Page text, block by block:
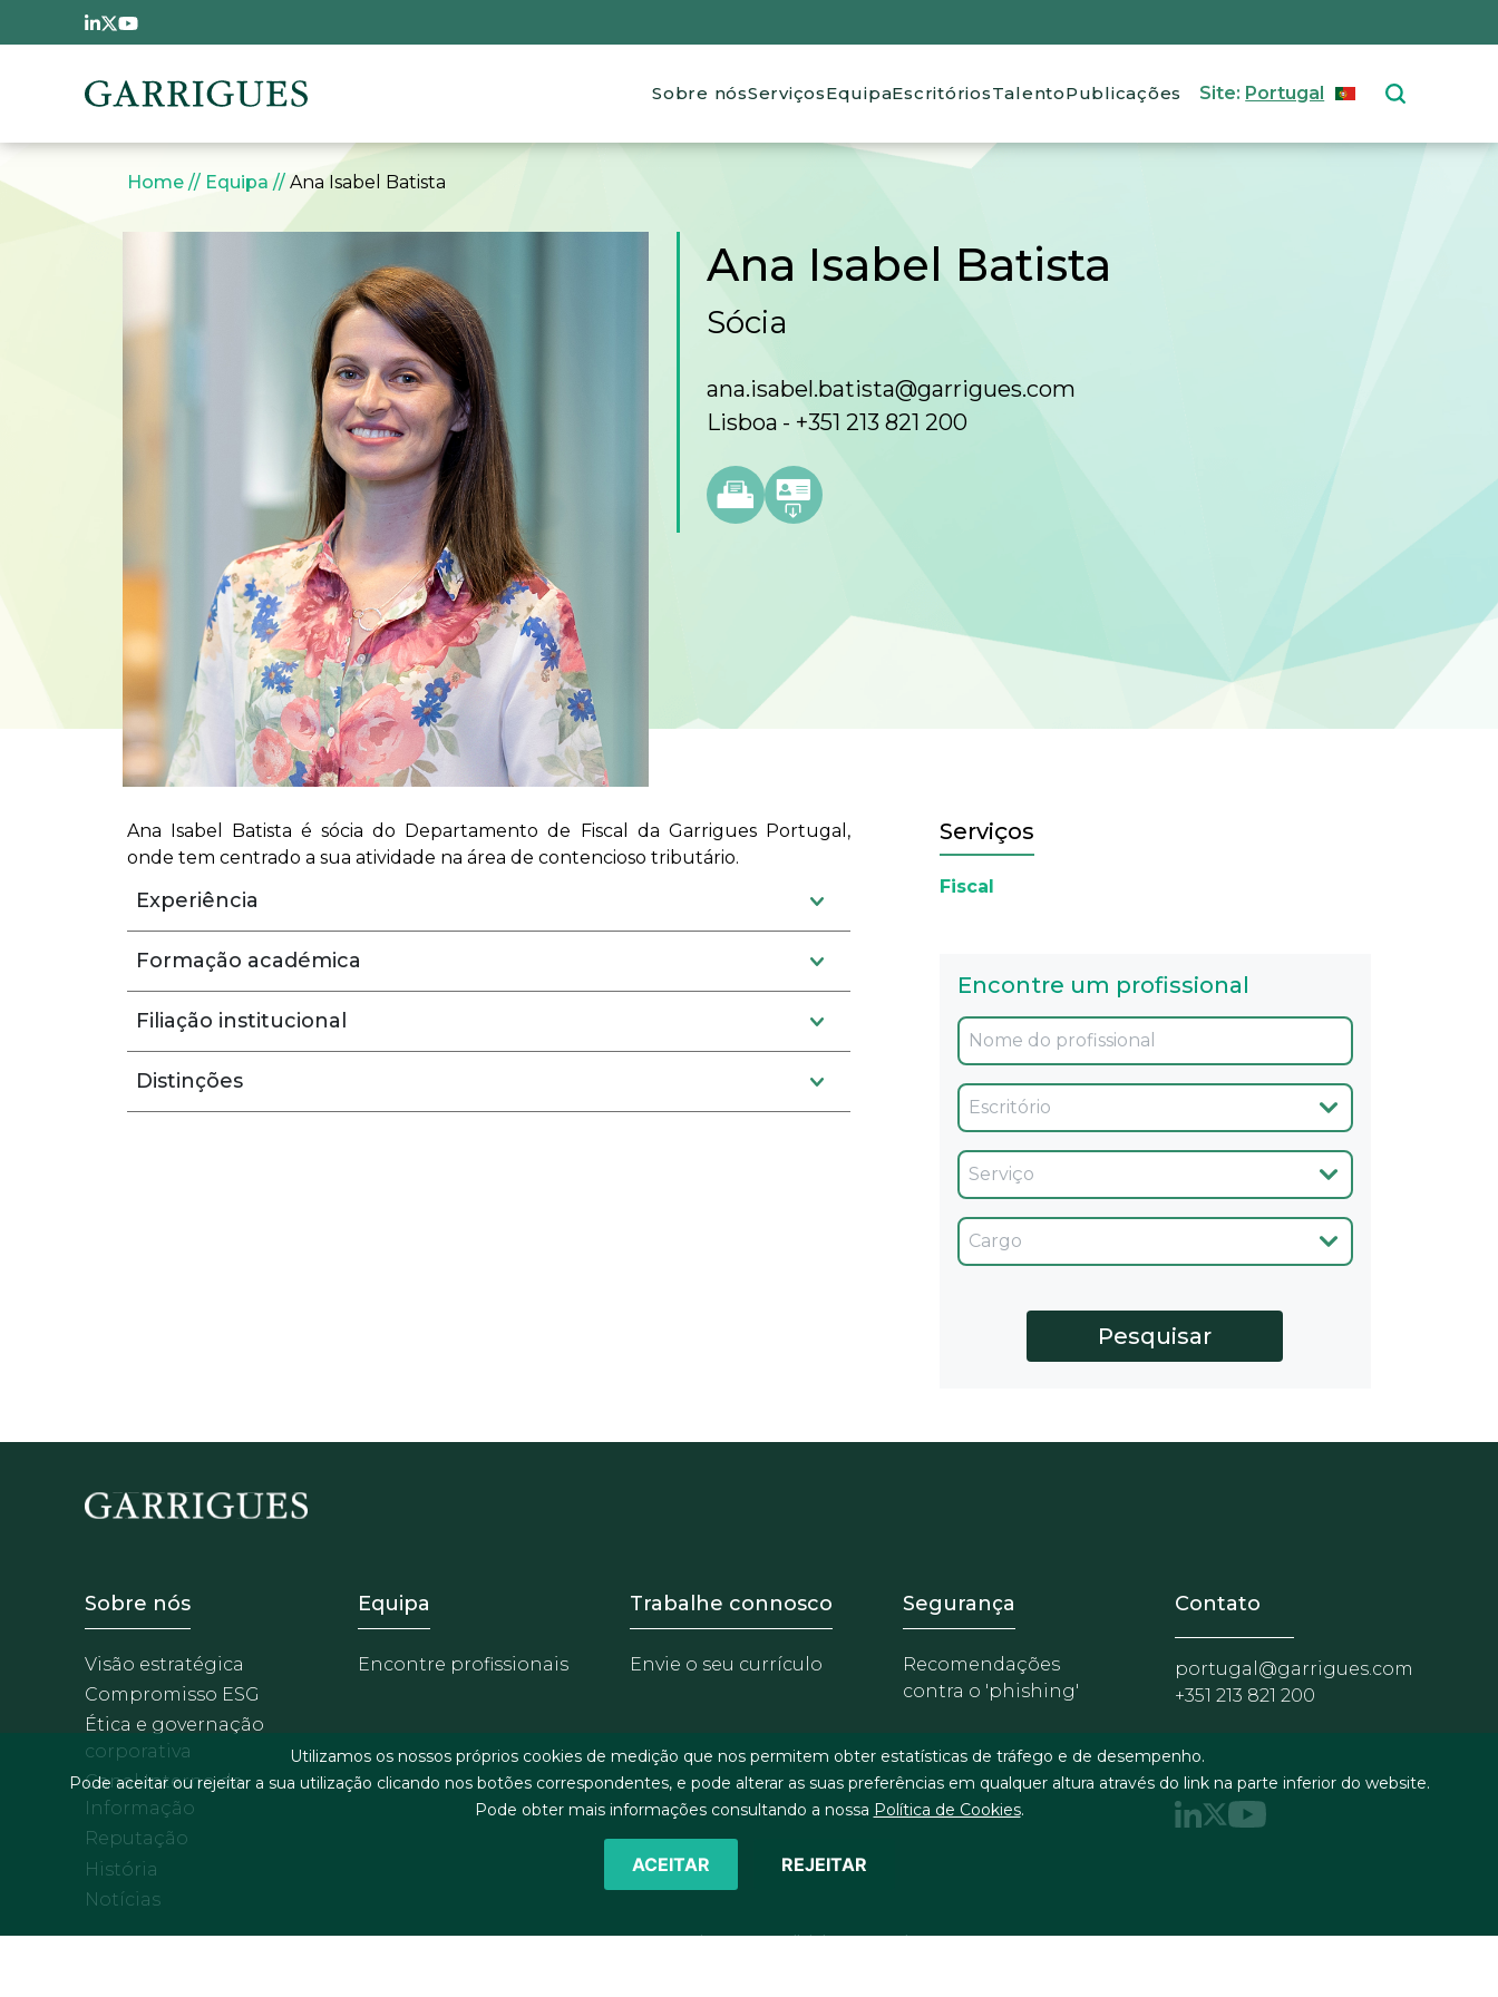
Passar para o conteúdo principal
Main navigation
Sobre nósServiçosEquipaEscritóriosTalentoPublicações Site: PortugalSelect your
Navegação estrutural
Home Equipa Ana Isabel Batista
Ana Isabel Batista
Sócia
ana.isabel.batista@garrigues.com
Lisboa
+351 213 821 200
Ana Isabel Batista é sócia do Departamento de Fiscal da Garrigues Portugal,
onde tem centrado a sua atividade na área de contencioso tributário.
Experiência
Formação académica
Filiação institucional
Distinções
Serviços
Fiscal
Encontre um profissional
Oficina
Servicio
Cargo
Footer - Sobre Nosotros
Sobre nós
Visão estratégica
Compromisso ESG
Ética e governação
corporativa
Canal Interno de
Informação
Reputação
História
Notícias
Footer - Equipo
Equipa
Encontre profissionais
Footer - Trabaja con nosotros
Trabalhe connosco
Envie o seu currículo
Footer - Extranet y herramientas
Segurança
Recomendações
contra o 'phishing'
Contato
portugal@garrigues.com
+351 213 821 200
©2026 J&A Garrigues, S.L.P. All rights reserved
Utilizamos os nossos próprios cookies de medição que nos permitem obter estatísticas de tráfego e de desempenho.
Pode aceitar ou rejeitar a sua utilização clicando nos botões correspondentes, e pode alterar as suas preferências em qualquer altura através do link na parte inferior do website.
Pode obter mais informações consultando a nossa Política de Cookies.
ACEITAR REJEITAR